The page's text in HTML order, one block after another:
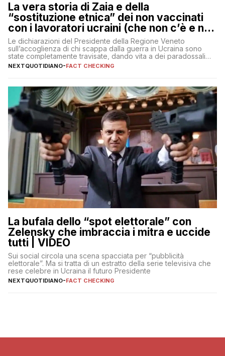
La vera storia di Zaia e della
“sostituzione etnica” dei non vaccinati
con i lavoratori ucraini (che non c’è e non
ci sarà)
Le dichiarazioni del Presidente della Regione Veneto
sull’accoglienza di chi scappa dalla guerra in Ucraina sono
state completamente travisate, dando vita a dei paradossali
falsi che girano sui social
NEXTQUOTIDIANO-FACT CHECKING
La bufala dello “spot elettorale” con
Zelensky che imbraccia i mitra e uccide
tutti | VIDEO
Sui social circola una scena spacciata per “pubblicità
elettorale”. Ma si tratta di un estratto della serie televisiva che
rese celebre in Ucraina il futuro Presidente
NEXTQUOTIDIANO-FACT CHECKING